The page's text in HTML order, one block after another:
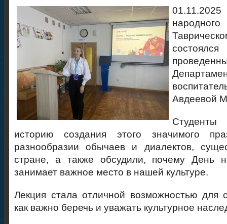
Авдеевой
историю создания этого значимого
разнообразии обычаев и диалектов,
стране, а также обсудили, почему День
занимает важное место в нашей культуре.
Лекция стала отличной возможностью для
как важно беречь и уважать культурное